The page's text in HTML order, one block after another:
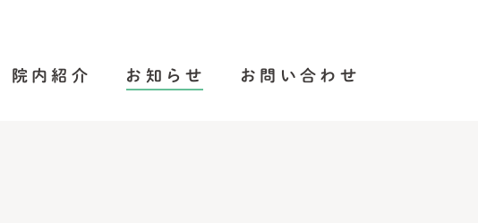
院内紹介 お知らせ お問い合わせ